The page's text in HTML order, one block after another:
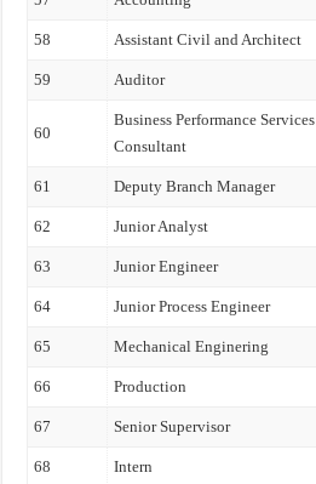
58 Assistant Civil and Architect
59 Auditor
60
Business Performance Services
Consultant
61 Deputy Branch Manager
62 Junior Analyst
63 Junior Engineer
64 Junior Process Engineer
65 Mechanical Enginering
66 Production
67 Senior Supervisor
68 Intern